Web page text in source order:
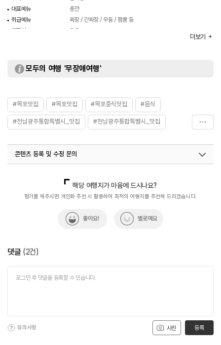
대표메뉴
중깐
취급메뉴
짜장 / 간짜장 / 우동 / 짬뽕 등
화장실
있음
더보기
모두의 여행 '무장애여행'
#목포맛집 #목포맛집 #목포중식맛집 #음식
#전남광주통합특별시_맛집 #전남광주통합특별시_맛집
콘텐츠 등록 및 수정 문의
해당 여행지가 마음에 드시나요?
평가를 해주시면 개인화 추천 시 활용하여 최적의 여행지를 추천해 드리겠습니다.
좋아요! 별로예요
댓글 (2건)
사진
유의사항 등록